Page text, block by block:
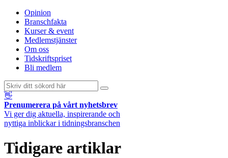
Opinion
Branschfakta
Kurser & event
Medlemstjänster
Om oss
Tidskriftspriset
Bli medlem
👋
Prenumerera på vårt nyhetsbrev
Vi ger dig aktuella, inspirerande och
nyttiga inblickar i tidningsbranschen
Tidigare artiklar